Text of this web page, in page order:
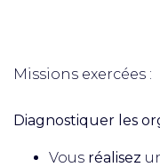
Missions exercées :
Diagnostiquer les
Vous réalisez